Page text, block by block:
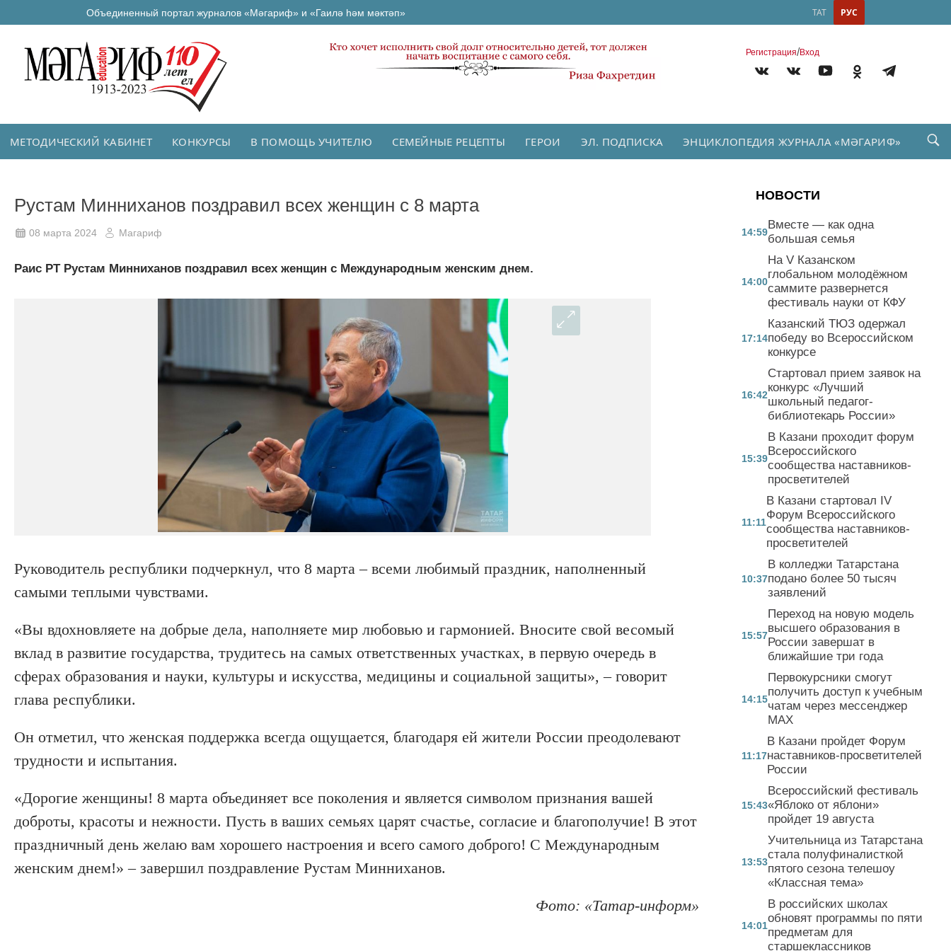
Объединенный портал журналов «Мәгариф» и «Гаилә һәм мәктәп» РУС
ТАТ
Регистрация/Вход
МЕТОДИЧЕСКИЙ КАБИНЕТ КОНКУРСЫ В ПОМОЩЬ УЧИТЕЛЮ СЕМЕЙНЫЕ РЕЦЕПТЫ ГЕРОИ ЭЛ. ПОДПИСКА ЭНЦИКЛОПЕДИЯ ЖУРНАЛА «МӘГАРИФ»
Рустам Минниханов поздравил всех женщин с 8 марта
08 марта 2024 Магариф
Раис РТ Рустам Минниханов поздравил всех женщин с Международным женским днем.
Руководитель республики подчеркнул, что 8 марта – всеми любимый праздник, наполненный
самыми теплыми чувствами.
«Вы вдохновляете на добрые дела, наполняете мир любовью и гармонией. Вносите свой весомый
вклад в развитие государства, трудитесь на самых ответственных участках, в первую очередь в
сферах образования и науки, культуры и искусства, медицины и социальной защиты», – говорит
глава республики.
Он отметил, что женская поддержка всегда ощущается, благодаря ей жители России преодолевают
трудности и испытания.
«Дорогие женщины! 8 марта объединяет все поколения и является символом признания вашей
доброты, красоты и нежности. Пусть в ваших семьях царят счастье, согласие и благополучие! В этот
праздничный день желаю вам хорошего настроения и всего самого доброго! С Международным
женским днем!» – завершил поздравление Рустам Минниханов.
Фото: «Татар-информ»
НОВОСТИ
14:59
Вместе — как одна
большая семья
14:00
На V Казанском
глобальном молодёжном
саммите развернется
фестиваль науки от КФУ
17:14
Казанский ТЮЗ одержал
победу во Всероссийском
конкурсе
16:42
Стартовал прием заявок на
конкурс «Лучший
школьный педагог-
библиотекарь России»
15:39
В Казани проходит форум
Всероссийского
сообщества наставников-
просветителей
11:11
В Казани стартовал IV
Форум Всероссийского
сообщества наставников-
просветителей
10:37
В колледжи Татарстана
подано более 50 тысяч
заявлений
15:57
Переход на новую модель
высшего образования в
России завершат в
ближайшие три года
14:15
Первокурсники смогут
получить доступ к учебным
чатам через мессенджер
MAX
11:17
В Казани пройдет Форум
наставников-просветителей
России
15:43
Всероссийский фестиваль
«Яблоко от яблони»
пройдет 19 августа
13:53
Учительница из Татарстана
стала полуфиналисткой
пятого сезона телешоу
«Классная тема»
14:01
В российских школах
обновят программы по пяти
предметам для
старшеклассников